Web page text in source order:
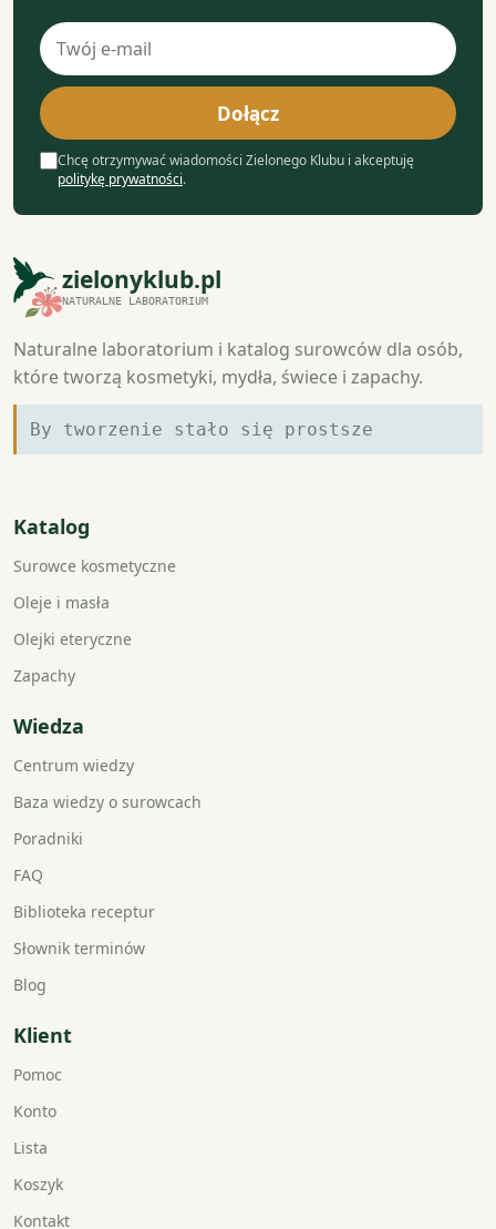
Adres
e-
mail
Dołącz
Chcę otrzymywać wiadomości Zielonego Klubu i akceptuję
politykę prywatności.
zielonyklub.pl
NATURALNE LABORATORIUM
Naturalne laboratorium i katalog surowców dla osób,
które tworzą kosmetyki, mydła, świece i zapachy.
By tworzenie stało się prostsze
Katalog
Surowce kosmetyczne
Oleje i masła
Olejki eteryczne
Zapachy
Wiedza
Centrum wiedzy
Baza wiedzy o surowcach
Poradniki
FAQ
Biblioteka receptur
Słownik terminów
Blog
Klient
Pomoc
Konto
Lista
Koszyk
Kontakt